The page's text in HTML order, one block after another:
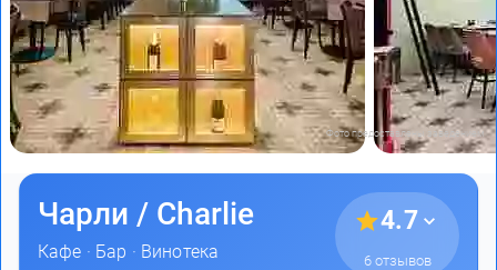
Фото предоставлены заведением
Чарли / Charlie
Кафе · Бар · Винотека
4.7
6 отзывов